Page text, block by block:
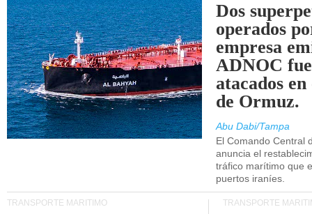
Dos
operados
empresa
ADNOC
atacados
de Ormuz.
Abu Dabi/Tampa
El Comando Central
anuncia el
tráfico marítimo que
puertos iraníes.
TRANSPORTE MARÍTIMO TRANSPORTE